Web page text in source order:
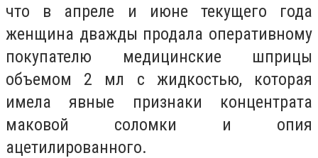
что в апреле и июне текущего года
женщина дважды продала оперативному
покупателю медицинские шприцы
объемом 2 мл с жидкостью, которая
имела явные признаки концентрата
маковой соломки и опия
ацетилированного.